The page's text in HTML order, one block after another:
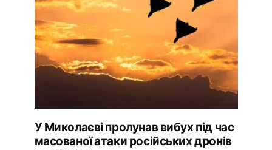
У Миколаєві пролунав вибух під час
масованої атаки російських дронів